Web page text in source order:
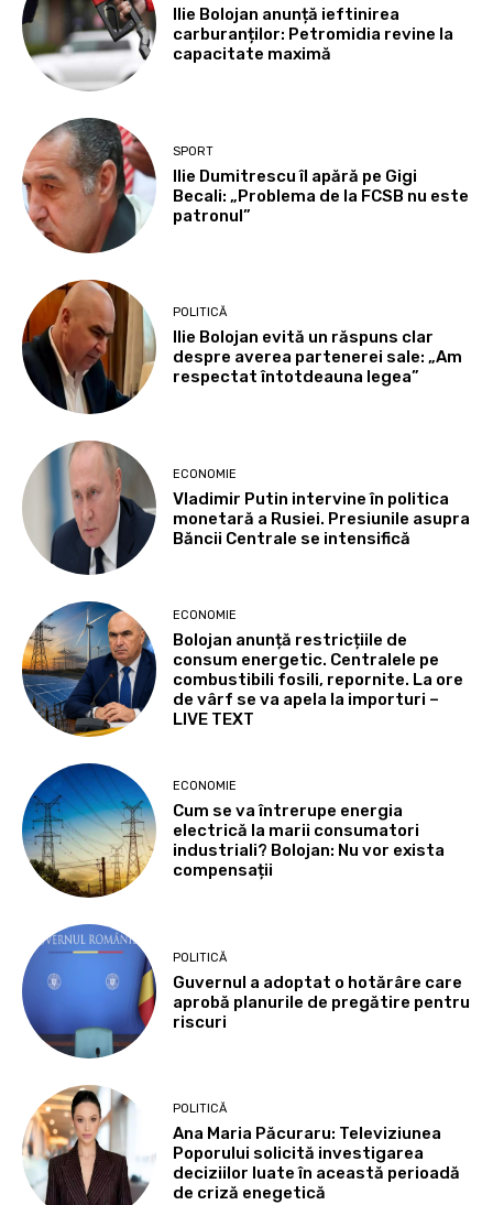
Ilie Bolojan anunță ieftinirea
carburanților: Petromidia revine la
capacitate maximă
SPORT
Ilie Dumitrescu îl apără pe Gigi
Becali: „Problema de la FCSB nu este
patronul”
POLITICĂ
Ilie Bolojan evită un răspuns clar
despre averea partenerei sale: „Am
respectat întotdeauna legea”
ECONOMIE
Vladimir Putin intervine în politica
monetară a Rusiei. Presiunile asupra
Băncii Centrale se intensifică
ECONOMIE
Bolojan anunță restricțiile de
consum energetic. Centralele pe
combustibili fosili, repornite. La ore
de vârf se va apela la importuri –
LIVE TEXT
ECONOMIE
Cum se va întrerupe energia
electrică la marii consumatori
industriali? Bolojan: Nu vor exista
compensații
POLITICĂ
Guvernul a adoptat o hotărâre care
aprobă planurile de pregătire pentru
riscuri
POLITICĂ
Ana Maria Păcuraru: Televiziunea
Poporului solicită investigarea
deciziilor luate în această perioadă
de criză enegetică